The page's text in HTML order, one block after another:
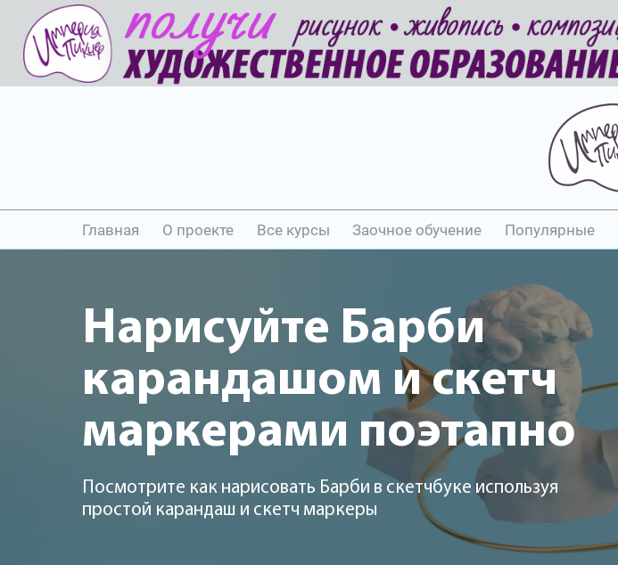
Главная О проекте Все курсы Заочное обучение Популярные
Нарисуйте Барби
карандашом и скетч
маркерами поэтапно
Посмотрите как нарисовать Барби в скетчбуке используя
простой карандаш и скетч маркеры